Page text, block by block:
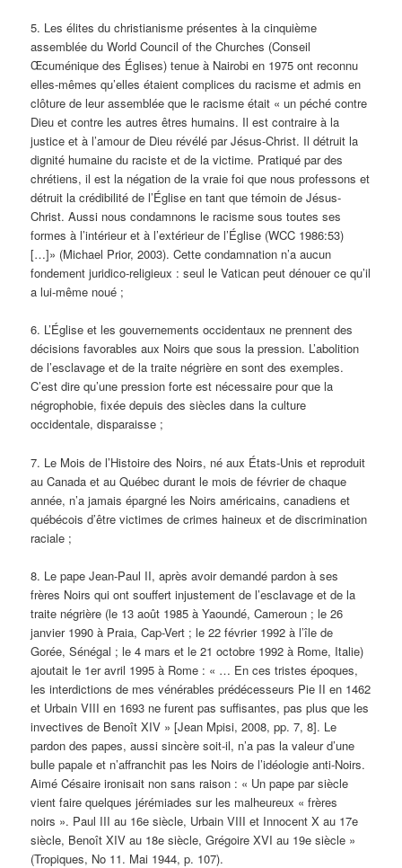
5. Les élites du christianisme présentes à la cinquième
assemblée du World Council of the Churches (Conseil
Œcuménique des Églises) tenue à Nairobi en 1975 ont reconnu
elles-mêmes qu’elles étaient complices du racisme et admis en
clôture de leur assemblée que le racisme était « un péché contre
Dieu et contre les autres êtres humains. Il est contraire à la
justice et à l’amour de Dieu révélé par Jésus-Christ. Il détruit la
dignité humaine du raciste et de la victime. Pratiqué par des
chrétiens, il est la négation de la vraie foi que nous professons et
détruit la crédibilité de l’Église en tant que témoin de Jésus-
Christ. Aussi nous condamnons le racisme sous toutes ses
formes à l’intérieur et à l’extérieur de l’Église (WCC 1986:53)
[…]» (Michael Prior, 2003). Cette condamnation n’a aucun
fondement juridico-religieux : seul le Vatican peut dénouer ce qu’il
a lui-même noué ;
6. L’Église et les gouvernements occidentaux ne prennent des
décisions favorables aux Noirs que sous la pression. L’abolition
de l’esclavage et de la traite négrière en sont des exemples.
C’est dire qu’une pression forte est nécessaire pour que la
négrophobie, fixée depuis des siècles dans la culture
occidentale, disparaisse ;
7. Le Mois de l’Histoire des Noirs, né aux États-Unis et reproduit
au Canada et au Québec durant le mois de février de chaque
année, n’a jamais épargné les Noirs américains, canadiens et
québécois d’être victimes de crimes haineux et de discrimination
raciale ;
8. Le pape Jean-Paul II, après avoir demandé pardon à ses
frères Noirs qui ont souffert injustement de l’esclavage et de la
traite négrière (le 13 août 1985 à Yaoundé, Cameroun ; le 26
janvier 1990 à Praia, Cap-Vert ; le 22 février 1992 à l’île de
Gorée, Sénégal ; le 4 mars et le 21 octobre 1992 à Rome, Italie)
ajoutait le 1er avril 1995 à Rome : « … En ces tristes époques,
les interdictions de mes vénérables prédécesseurs Pie II en 1462
et Urbain VIII en 1693 ne furent pas suffisantes, pas plus que les
invectives de Benoît XIV » [Jean Mpisi, 2008, pp. 7, 8]. Le
pardon des papes, aussi sincère soit-il, n’a pas la valeur d’une
bulle papale et n’affranchit pas les Noirs de l’idéologie anti-Noirs.
Aimé Césaire ironisait non sans raison : « Un pape par siècle
vient faire quelques jérémiades sur les malheureux « frères
noirs ». Paul III au 16e siècle, Urbain VIII et Innocent X au 17e
siècle, Benoît XIV au 18e siècle, Grégoire XVI au 19e siècle »
(Tropiques, No 11. Mai 1944, p. 107).